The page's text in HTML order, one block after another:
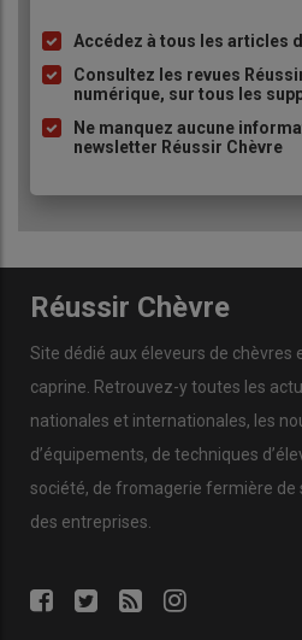
Liste
à
puce
Accédez à tous les articles
Consultez les revues
numérique, sur tous les
Ne manquez aucune
newsletter Réussir Chèvre
Réussir Chèvre
Site dédié aux éleveurs de chèvres
caprine. Retrouvez-y toutes les
nationales et internationales, les
d’équipements, de techniques
société, de fromagerie fermière de
des entreprises.